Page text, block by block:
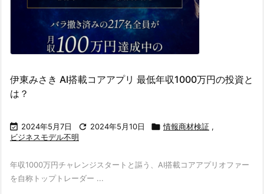
伊東みさき AI搭載コアアプリ 最低年収1000万円の投資と
は？
 2024年5月7日  2024年5月10日  情報商材検証 ,
ビジネスモデル不明
年収1000万円チャレンジスタートと謳う、AI搭載コアアプリオファー
を自称トップトレーダー ...